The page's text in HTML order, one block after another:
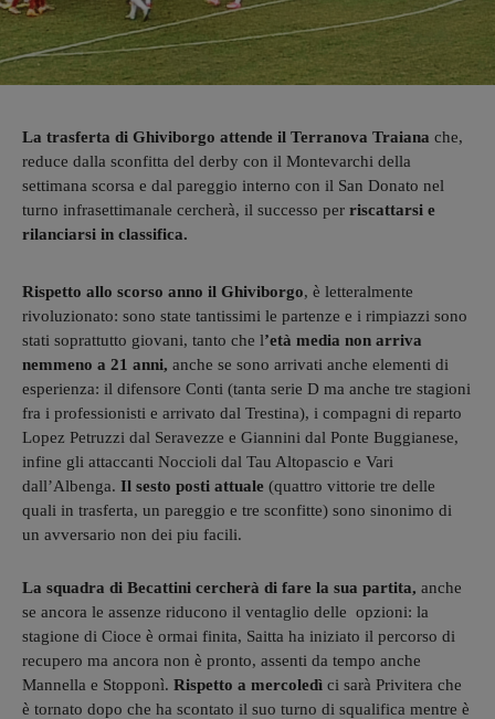
La trasferta di Ghiviborgo attende il Terranova Traiana che,
reduce dalla sconfitta del derby con il Montevarchi della
settimana scorsa e dal pareggio interno con il San Donato nel
turno infrasettimanale cercherà, il successo per riscattarsi e
rilanciarsi in classifica.
Rispetto allo scorso anno il Ghiviborgo, è letteralmente
rivoluzionato: sono state tantissimi le partenze e i rimpiazzi sono
stati soprattutto giovani, tanto che l’età media non arriva
nemmeno a 21 anni, anche se sono arrivati anche elementi di
esperienza: il difensore Conti (tanta serie D ma anche tre stagioni
fra i professionisti e arrivato dal Trestina), i compagni di reparto
Lopez Petruzzi dal Seravezze e Giannini dal Ponte Buggianese,
infine gli attaccanti Noccioli dal Tau Altopascio e Vari
dall’Albenga. Il sesto posti attuale (quattro vittorie tre delle
quali in trasferta, un pareggio e tre sconfitte) sono sinonimo di
un avversario non dei piu facili.
La squadra di Becattini cercherà di fare la sua partita, anche
se ancora le assenze riducono il ventaglio delle opzioni: la
stagione di Cioce è ormai finita, Saitta ha iniziato il percorso di
recupero ma ancora non è pronto, assenti da tempo anche
Mannella e Stopponì. Rispetto a mercoledì ci sarà Privitera che
è tornato dopo che ha scontato il suo turno di squalifica mentre è